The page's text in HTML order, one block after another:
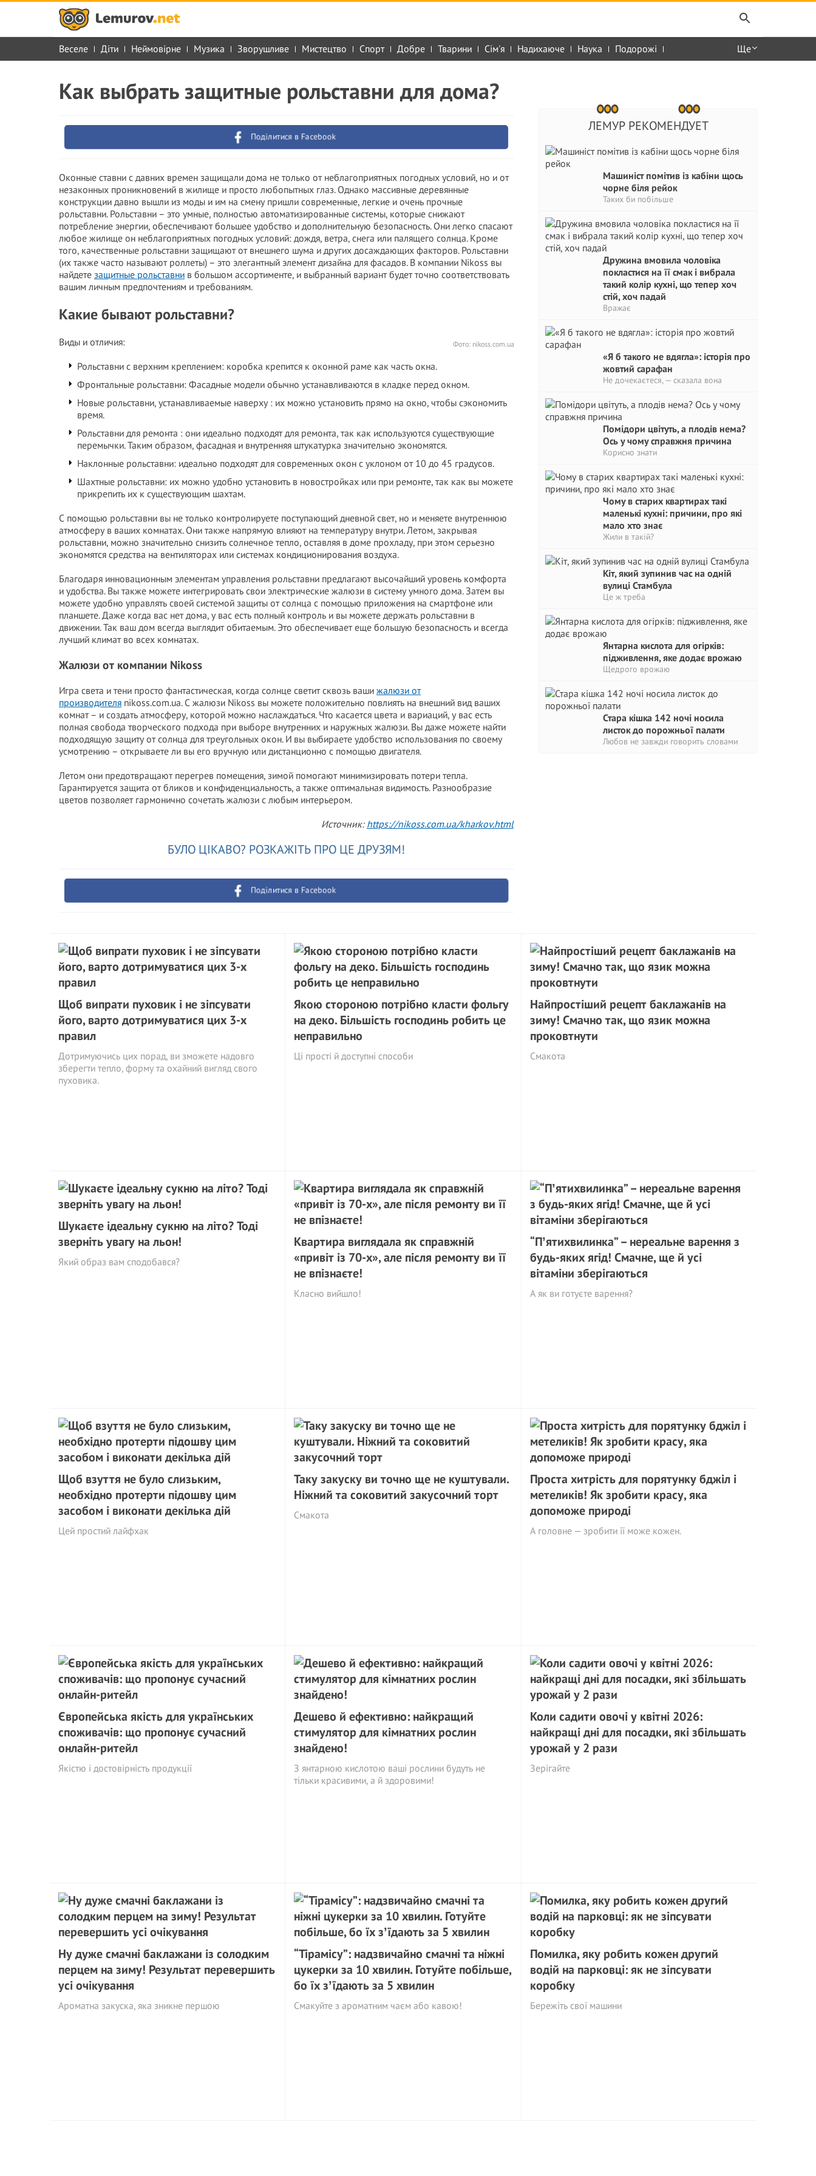
Веселе Діти Неймовірне Музика Зворушливе Мистецтво Спорт Добре Тварини Сім'я Надихаюче Наука Подорожі Ще
ЛЕМУР РЕКОМЕНДУЕТ
Машиніст помітив із кабіни щось
чорне біля рейок
Таких би побільше
Дружина вмовила чоловіка
покластися на її смак і вибрала
такий колір кухні, що тепер хоч
стій, хоч падай
Вражає
«Я б такого не вдягла»: історія про
жовтий сарафан
Не дочекаєтеся, — сказала вона
Помідори цвітуть, а плодів нема?
Ось у чому справжня причина
Корисно знати
Чому в старих квартирах такі
маленькі кухні: причини, про які
мало хто знає
Жили в такій?
Кіт, який зупинив час на одній
вулиці Стамбула
Це ж треба
Янтарна кислота для огірків:
підживлення, яке додає врожаю
Щедрого врожаю
Стара кішка 142 ночі носила
листок до порожньої палати
Любов не завжди говорить словами
Как выбрать защитные рольставни для дома?
Поділитися в Facebook
Оконные ставни с давних времен защищали дома не только от неблагоприятных погодных условий, но и от
незаконных проникновений в жилище и просто любопытных глаз. Однако массивные деревянные
конструкции давно вышли из моды и им на смену пришли современные, легкие и очень прочные
рольставни. Рольставни – это умные, полностью автоматизированные системы, которые снижают
потребление энергии, обеспечивают большее удобство и дополнительную безопасность. Они легко спасают
любое жилище он неблагоприятных погодных условий: дождя, ветра, снега или палящего солнца. Кроме
того, качественные рольставни защищают от внешнего шума и других досаждающих факторов. Рольставни
(их также часто называют роллеты) – это элегантный элемент дизайна для фасадов. В компании Nikoss вы
найдете защитные рольставни в большом ассортименте, и выбранный вариант будет точно соответствовать
вашим личным предпочтениям и требованиям.
Какие бывают рольставни?
Фото: nikoss.com.ua
Виды и отличия:
Рольставни с верхним креплением: коробка крепится к оконной раме как часть окна.
Фронтальные рольставни: Фасадные модели обычно устанавливаются в кладке перед окном.
Новые рольставни, устанавливаемые наверху : их можно установить прямо на окно, чтобы сэкономить
время.
Рольставни для ремонта : они идеально подходят для ремонта, так как используются существующие
перемычки. Таким образом, фасадная и внутренняя штукатурка значительно экономятся.
Наклонные рольставни: идеально подходят для современных окон с уклоном от 10 до 45 градусов.
Шахтные рольставни: их можно удобно установить в новостройках или при ремонте, так как вы можете
прикрепить их к существующим шахтам.
С помощью рольставни вы не только контролируете поступающий дневной свет, но и меняете внутреннюю
атмосферу в ваших комнатах. Они также напрямую влияют на температуру внутри. Летом, закрывая
рольставни, можно значительно снизить солнечное тепло, оставляя в доме прохладу, при этом серьезно
экономятся средства на вентиляторах или системах кондиционирования воздуха.
Благодаря инновационным элементам управления рольставни предлагают высочайший уровень комфорта
и удобства. Вы также можете интегрировать свои электрические жалюзи в систему умного дома. Затем вы
можете удобно управлять своей системой защиты от солнца с помощью приложения на смартфоне или
планшете. Даже когда вас нет дома, у вас есть полный контроль и вы можете держать рольставни в
движении. Так ваш дом всегда выглядит обитаемым. Это обеспечивает еще большую безопасность и всегда
лучший климат во всех комнатах.
Жалюзи от компании Nikoss
Игра света и тени просто фантастическая, когда солнце светит сквозь ваши жалюзи от
производителя nikoss.com.ua. С жалюзи Nikoss вы можете положительно повлиять на внешний вид ваших
комнат – и создать атмосферу, которой можно наслаждаться. Что касается цвета и вариаций, у вас есть
полная свобода творческого подхода при выборе внутренних и наружных жалюзи. Вы даже можете найти
подходящую защиту от солнца для треугольных окон. И вы выбираете удобство использования по своему
усмотрению – открываете ли вы его вручную или дистанционно с помощью двигателя.
Летом они предотвращают перегрев помещения, зимой помогают минимизировать потери тепла.
Гарантируется защита от бликов и конфиденциальность, а также оптимальная видимость. Разнообразие
цветов позволяет гармонично сочетать жалюзи с любым интерьером.
Источник: https://nikoss.com.ua/kharkov.html
БУЛО ЦІКАВО? РОЗКАЖІТЬ ПРО ЦЕ ДРУЗЯМ!
Поділитися в Facebook
Щоб випрати пуховик і не зіпсувати
його, варто дотримуватися цих 3-х
правил
Дотримуючись цих порад, ви зможете надовго
зберегти тепло, форму та охайний вигляд свого
пуховика.
Якою стороною потрібно класти фольгу
на деко. Більшість господинь робить це
неправильно
Ці прості й доступні способи
Найпростіший рецепт баклажанів на
зиму! Смачно так, що язик можна
проковтнути
Смакота
Шукаєте ідеальну сукню на літо? Тоді
зверніть увагу на льон!
Який образ вам сподобався?
Квартира виглядала як справжній
«привіт із 70-х», але після ремонту ви її
не впізнаєте!
Класно вийшло!
“Пʼятихвилинка” – нереальне варення з
будь-яких ягід! Смачне, ще й усі
вітаміни зберігаються
А як ви готуєте варення?
Щоб взуття не було слизьким,
необхідно протерти підошву цим
засобом і виконати декілька дій
Цей простий лайфхак
Таку закуску ви точно ще не куштували.
Ніжний та соковитий закусочний торт
Смакота
Проста хитрість для порятунку бджіл і
метеликів! Як зробити красу, яка
допоможе природі
А головне — зробити її може кожен.
Європейська якість для українських
споживачів: що пропонує сучасний
онлайн-ритейл
Якістю і достовірність продукції
Дешево й ефективно: найкращий
стимулятор для кімнатних рослин
знайдено!
З янтарною кислотою ваші рослини будуть не
тільки красивими, а й здоровими!
Коли садити овочі у квітні 2026:
найкращі дні для посадки, які збільшать
урожай у 2 рази
Зерігайте
Ну дуже смачні баклажани із солодким
перцем на зиму! Результат перевершить
усі очікування
Ароматна закуска, яка зникне першою
“Тірамісу”: надзвичайно смачні та ніжні
цукерки за 10 хвилин. Готуйте побільше,
бо їх зʼїдають за 5 хвилин
Смакуйте з ароматним чаєм або кавою!
Помилка, яку робить кожен другий
водій на парковці: як не зіпсувати
коробку
Бережіть свої машини